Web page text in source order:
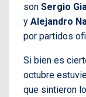
son Sergio
y Alejandro
por partidos
Si bien es
octubre
que sintieron